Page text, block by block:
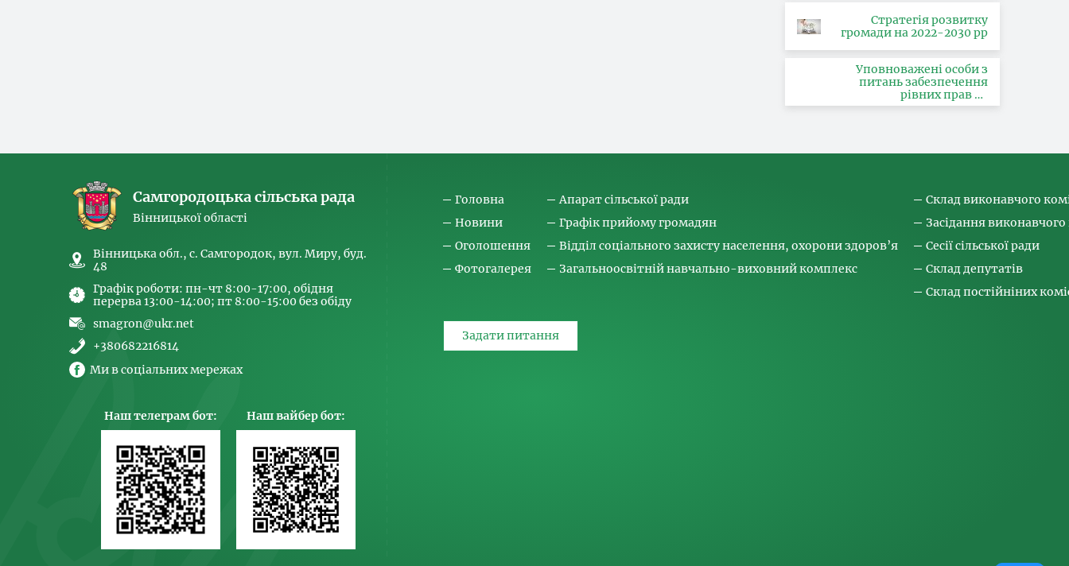
Стратегія розвитку
громади на 2022-2030 рр
Уповноважені особи з
питань забезпечення
рівних прав та
можливостей жінок і
здійснення заходів,
людьми та координатора
Самгородоцька сільська рада
Вінницької області
Вінницька обл., с. Самгородок, вул. Миру, буд.
48
Графік роботи: пн-чт 8:00-17:00, обідня
перерва 13:00-14:00; пт 8:00-15:00 без обіду
smagron@ukr.net
+380682216814
Ми в соціальних мережах
Наш телеграм бот: Наш вайбер бот:
Головна
Новини
Оголошення
Фотогалерея
Апарат сільської ради
Графік прийому громадян
Відділ соціального захисту населення, охорони здоров’я
Загальноосвітній навчально-виховний комплекс
Склад виконавчого
Засідання
Сесії сільської ради
Склад депутатів
Склад постійніних
Задати питання